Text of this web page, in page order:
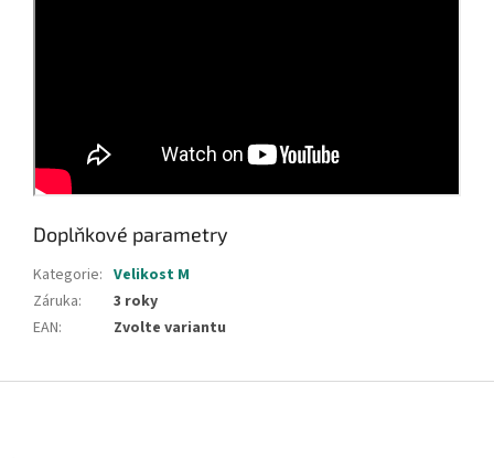
Doplňkové parametry
Kategorie: Velikost M
Záruka:
3 roky
EAN: Zvolte variantu